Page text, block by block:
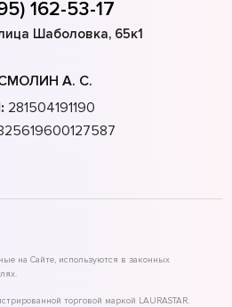
162-53-17
Шаболовка, 65к1
А. С.
281504191190
на Сайте, используются в законных
торговой маркой LAURASTAR.